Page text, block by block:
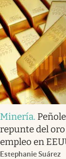
Minería.
repunte del
empleo en
Estephanie Suárez